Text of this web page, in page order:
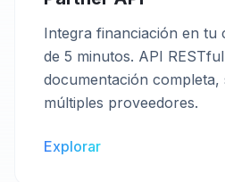
Integra financiación en tu
de 5 minutos. API
documentación completa,
múltiples proveedores.
Explorar